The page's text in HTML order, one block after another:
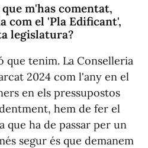
m'has comentat,
com el 'Pla Edificant',
legislatura?
que tenim. La Conselleria
2024 com l'any en el
en els pressupostos
hem de fer el
ha de passar per un
segur és que demanem